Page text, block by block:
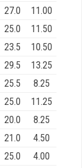
27.0
11.00
25.0
11.50
23.5
10.50
29.5
13.25
25.5
8.25
25.0
11.25
20.0
8.25
21.0
4.50
25.0
4.00